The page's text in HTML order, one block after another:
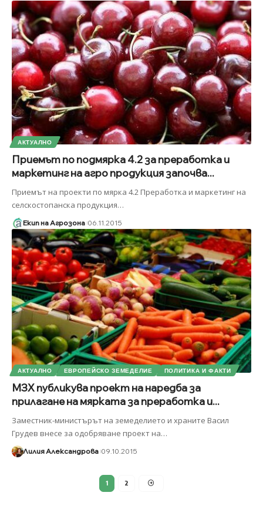
АКТУАЛНО
Приемът по подмярка 4.2 за преработка и
маркетинг на агро продукция започва...
Приемът на проекти по мярка 4.2 Преработка и маркетинг на
селскостопанска продукция…
Екип на Агрозона 06.11.2015
АКТУАЛНО ЕВРОПЕЙСКО ЗЕМЕДЕЛИЕ ПОЛИТИКА И ФАКТИ
МЗХ публикува проект на наредба за
прилагане на мярката за преработка и...
Заместник-министърът на земеделието и храните Васил
Грудев внесе за одобряване проект на…
Лилия Александрова 09.10.2015
1 2